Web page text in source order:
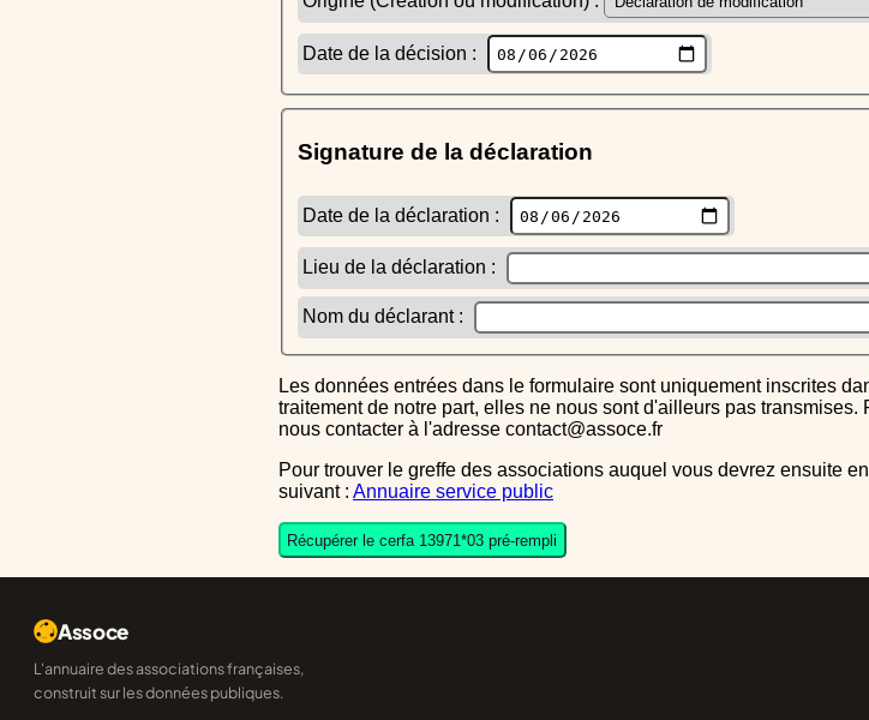
Date de la décision :
Signature de la déclaration
Date de la déclaration :
Lieu de la déclaration :
Nom du déclarant :
Les données entrées dans le formulaire sont uniquement inscrites dans le CERFA généré, elles ne font l'objet d'aucun autre
traitement de notre part, elles ne nous sont d'ailleurs pas
nous contacter à l'adresse contact@assoce.fr
Pour trouver le greffe des associations auquel vous devrez ensuite envoyer le CERFA completé, reportez-vous sur l'annuaire
suivant : Annuaire service public
Récupérer le cerfa 13971*03 pré-rempli
Assoce
L'annuaire des associations françaises,
construit sur les données publiques.